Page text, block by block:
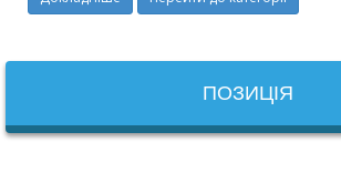
профспілка працівників
«Порти України»
ПОЗИЦІЯ